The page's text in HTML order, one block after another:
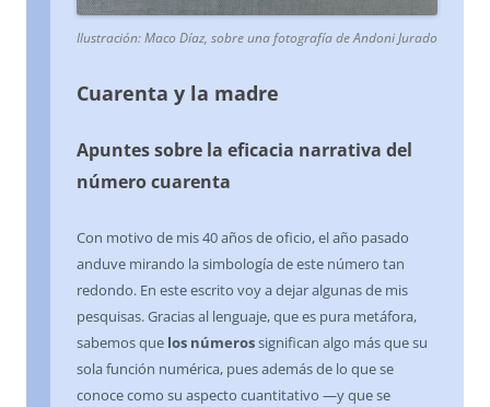
Ilustración: Maco Díaz, sobre una fotografía de Andoni Jurado
Cuarenta y la madre
Apuntes sobre la eficacia narrativa del
número cuarenta
Con motivo de mis 40 años de oficio, el año pasado
anduve mirando la simbología de este número tan
redondo. En este escrito voy a dejar algunas de mis
pesquisas. Gracias al lenguaje, que es pura metáfora,
sabemos que los númerossignifican algo más que su
sola función numérica, pues además de lo que se
conoce como su aspecto cuantitativo —y que se